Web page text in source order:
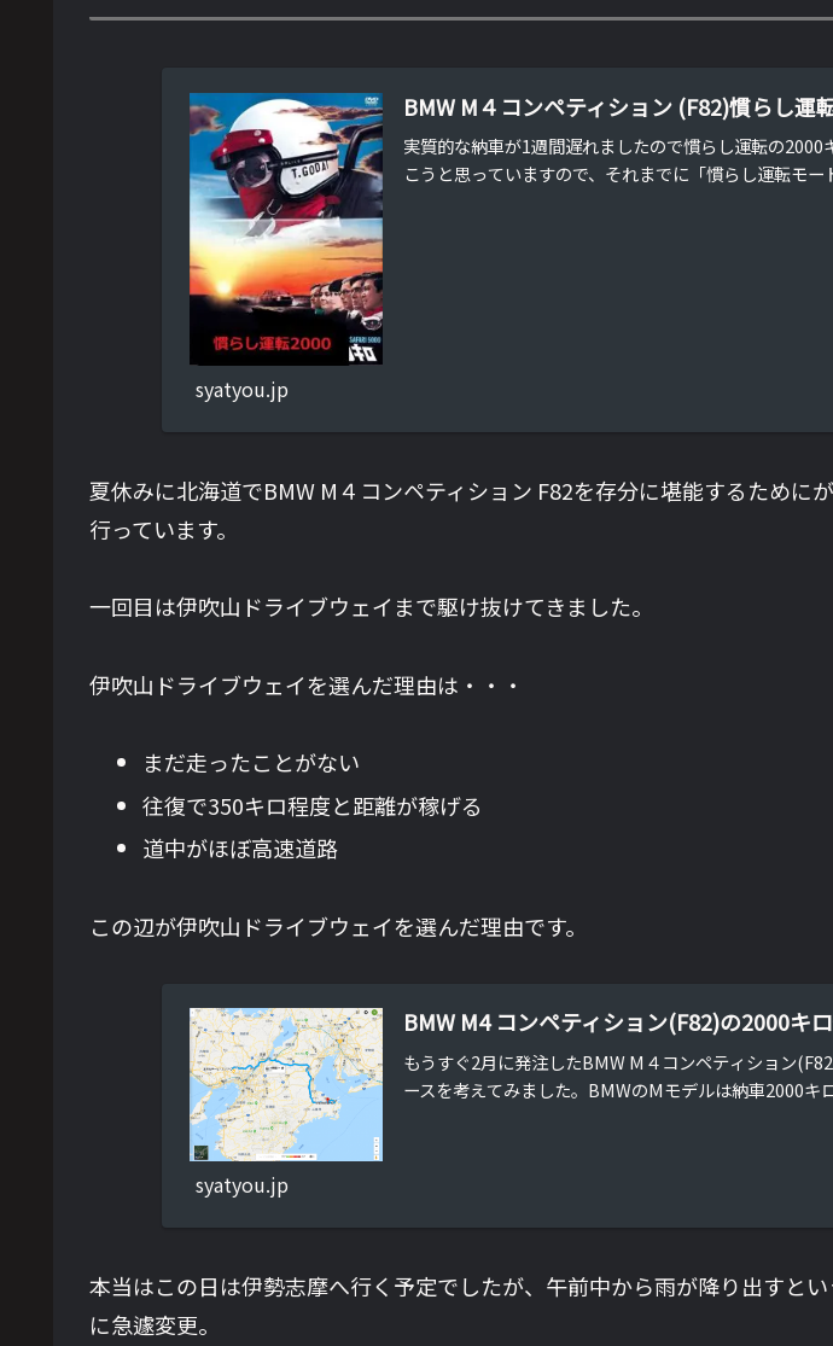
BMW M４コンペティション (F82)慣らし
実質的な納車が1週間遅れましたので慣らし運転の
こうと思っていますので、それまでに「慣らし運転モー
syatyou.jp
夏休みに北海道でBMW M４コンペティション F82を存分に堪能するため
行っています。
一回目は伊吹山ドライブウェイまで駆け抜けてきました。
伊吹山ドライブウェイを選んだ理由は・・・
まだ走ったことがない
往復で350キロ程度と距離が稼げる
道中がほぼ高速道路
この辺が伊吹山ドライブウェイを選んだ理由です。
BMW M4 コンペティション(F82)の2000キ
もうすぐ2月に発注したBMW M４コンペティション
ースを考えてみました。BMWのMモデルは納車2000キ
syatyou.jp
本当はこの日は伊勢志摩へ行く予定でしたが、午前中から雨が降り出すと
に急遽変更。